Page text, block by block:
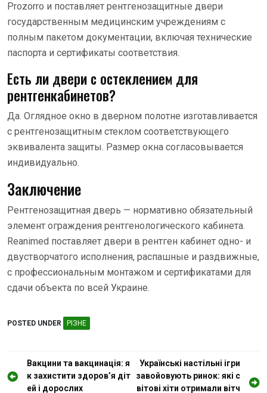
Prozorro и поставляет рентгенозащитные двери
государственным медицинским учреждениям с
полным пакетом документации, включая технические
паспорта и сертификаты соответствия.
Есть ли двери с остеклением для
рентгенкабинетов?
Да. Оглядное окно в дверном полотне изготавливается
с рентгенозащитным стеклом соответствующего
эквивалента защиты. Размер окна согласовывается
индивидуально.
Заключение
Рентгенозащитная дверь — нормативно обязательный
элемент ограждения рентгенологического кабинета.
Reanimed поставляет двери в рентген кабинет одно- и
двустворчатого исполнения, распашные и раздвижные,
с профессиональным монтажом и сертификатами для
сдачи объекта по всей Украине.
POSTED UNDER РІЗНЕ
Н
а
Вакцини та вакцинація: я
к захистити здоров’я діт
ей і дорослих
Українські настільні ігри
завойовують ринок: які с
вітові хіти отримали вітч